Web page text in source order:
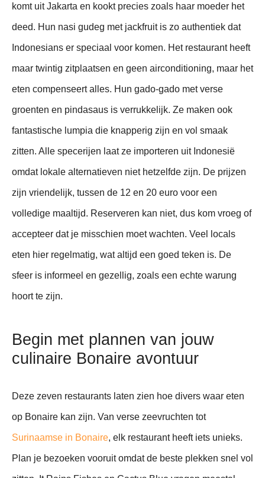
komt uit Jakarta en kookt precies zoals haar moeder het
deed. Hun nasi gudeg met jackfruit is zo authentiek dat
Indonesians er speciaal voor komen. Het restaurant heeft
maar twintig zitplaatsen en geen airconditioning, maar het
eten compenseert alles. Hun gado-gado met verse
groenten en pindasaus is verrukkelijk. Ze maken ook
fantastische lumpia die knapperig zijn en vol smaak
zitten. Alle specerijen laat ze importeren uit Indonesië
omdat lokale alternatieven niet hetzelfde zijn. De prijzen
zijn vriendelijk, tussen de 12 en 20 euro voor een
volledige maaltijd. Reserveren kan niet, dus kom vroeg of
accepteer dat je misschien moet wachten. Veel locals
eten hier regelmatig, wat altijd een goed teken is. De
sfeer is informeel en gezellig, zoals een echte warung
hoort te zijn.
Begin met plannen van jouw
culinaire Bonaire avontuur
Deze zeven restaurants laten zien hoe divers waar eten
op Bonaire kan zijn. Van verse zeevruchten tot
Surinaamse in Bonaire, elk restaurant heeft iets unieks.
Plan je bezoeken vooruit omdat de beste plekken snel vol